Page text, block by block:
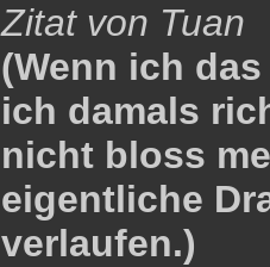
Zitat von Tuan
(Wenn ich
ich damals
nicht bloss
eigentliche
verlaufen.)